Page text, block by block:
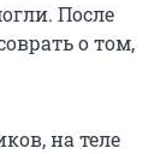
После
о том,
на теле